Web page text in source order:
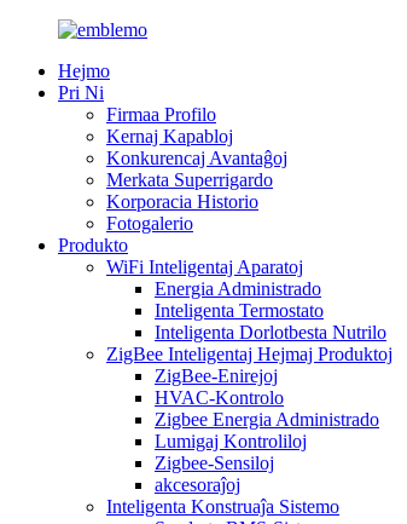
Hejmo
Pri Ni
Firmaa Profilo
Kernaj Kapabloj
Konkurencaj Avantaĝoj
Merkata Superrigardo
Korporacia Historio
Fotogalerio
Produkto
WiFi Inteligentaj Aparatoj
Energia Administrado
Inteligenta Termostato
Inteligenta Dorlotbesta Nutrilo
ZigBee Inteligentaj Hejmaj Produktoj
ZigBee-Enirejoj
HVAC-Kontrolo
Zigbee Energia Administrado
Lumigaj Kontroliloj
Zigbee-Sensiloj
akcesoraĵoj
Inteligenta Konstruaĵa Sistemo